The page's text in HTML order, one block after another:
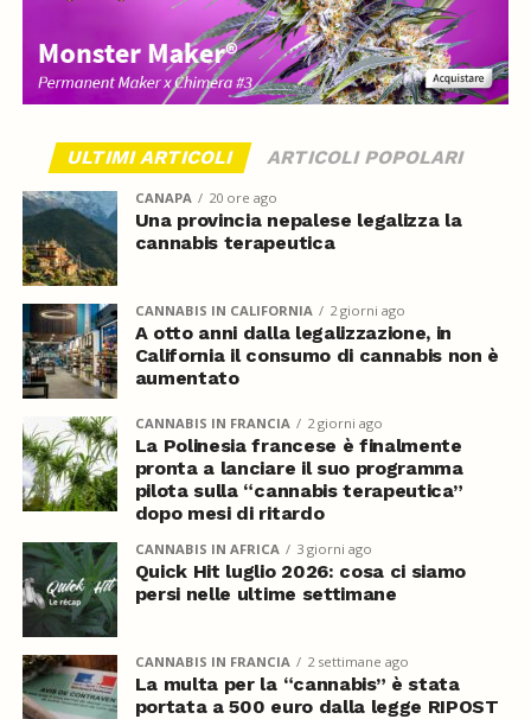
ULTIMI ARTICOLI ARTICOLI POPOLARI
CANAPA 20 ore ago
Una provincia nepalese legalizza la
cannabis terapeutica
CANNABIS IN CALIFORNIA 2 giorni ago
A otto anni dalla legalizzazione, in
California il consumo di cannabis non è
aumentato
CANNABIS IN FRANCIA 2 giorni ago
La Polinesia francese è finalmente
pronta a lanciare il suo programma
pilota sulla “cannabis terapeutica”
dopo mesi di ritardo
CANNABIS IN AFRICA 3 giorni ago
Quick Hit luglio 2026: cosa ci siamo
persi nelle ultime settimane
CANNABIS IN FRANCIA 2 settimane ago
La multa per la “cannabis” è stata
portata a 500 euro dalla legge RIPOST